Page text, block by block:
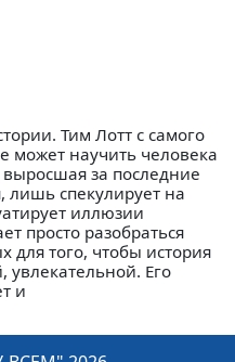
Тим Лотт с самого
может научить человека
за последние
лишь спекулирует на
иллюзии
просто разобраться
для того, чтобы история
увлекательной. Его
и